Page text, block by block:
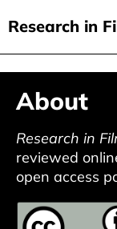
zum
Research in
current issue
issues
audiovisual
new approaches
archive
About
Research in
reviewed
open access